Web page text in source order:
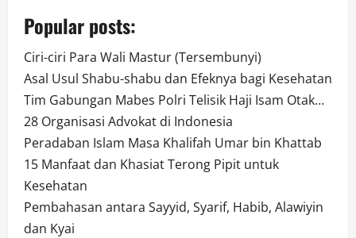
Popular posts:
Ciri-ciri Para Wali Mastur (Tersembunyi)
Asal Usul Shabu-shabu dan Efeknya bagi Kesehatan
Tim Gabungan Mabes Polri Telisik Haji Isam Otak…
28 Organisasi Advokat di Indonesia
Peradaban Islam Masa Khalifah Umar bin Khattab
15 Manfaat dan Khasiat Terong Pipit untuk
Kesehatan
Pembahasan antara Sayyid, Syarif, Habib, Alawiyin
dan Kyai